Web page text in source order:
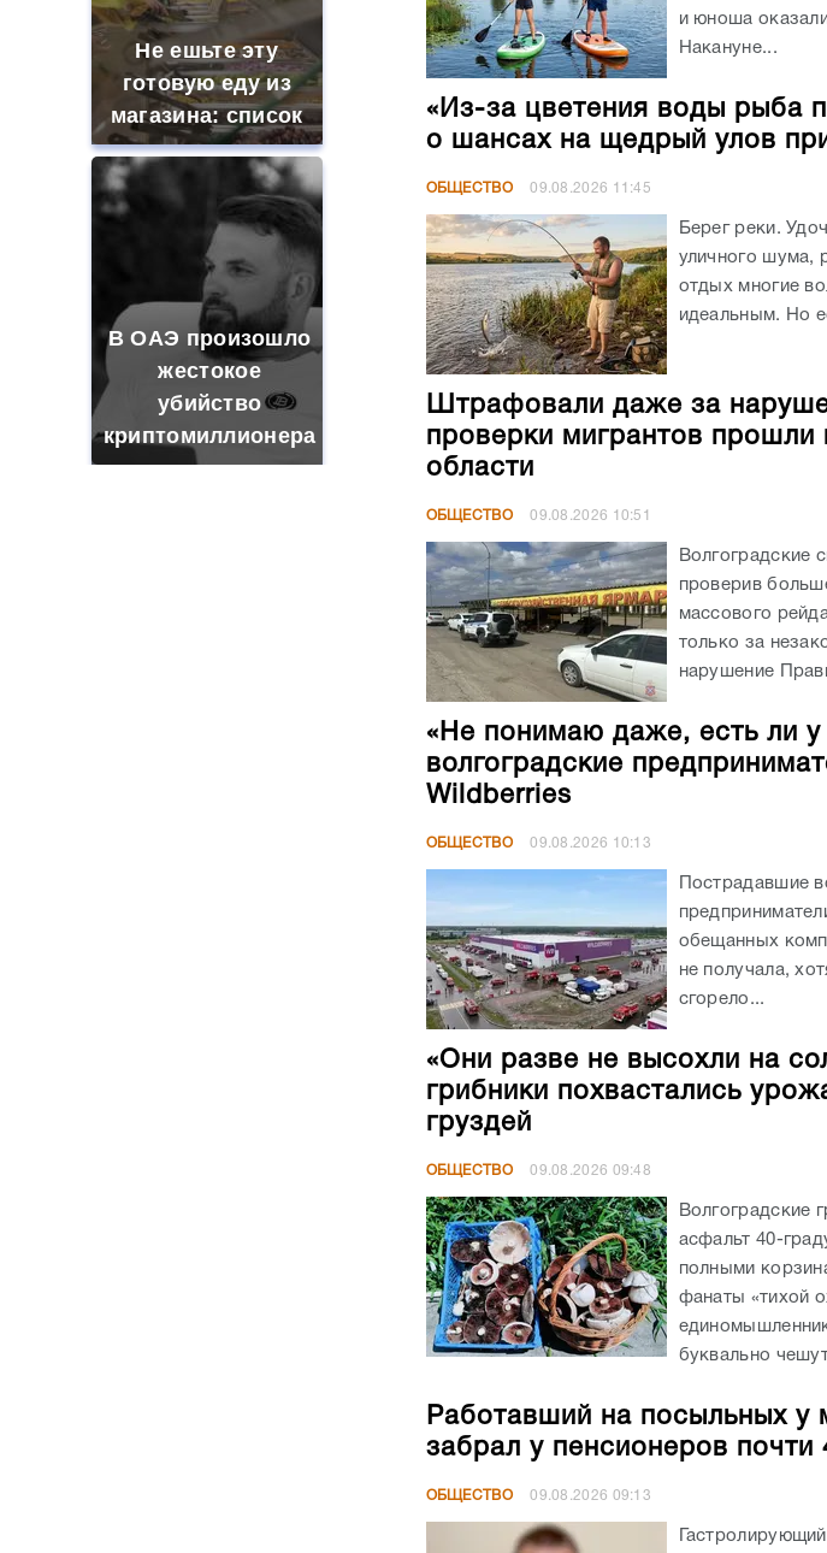
Не ешьте эту
готовую еду из
магазина: список
В ОАЭ произошло
жестокое
убийство
криптомиллионера
и юноша
Накануне...
«Из-за цветения воды рыба
о шансах на щедрый улов
ОБЩЕСТВО 09.08.2026 11:45
Берег реки.
уличного шума,
отдых многие
идеальным. Но
Штрафовали даже за
проверки мигрантов прошли
области
ОБЩЕСТВО 09.08.2026 10:51
Волгоградские
проверив
массового
только за
нарушение
«Не понимаю даже, есть ли у
волгоградские
Wildberries
ОБЩЕСТВО 09.08.2026 10:13
Пострадавшие
обещанных
не получала,
сгорело...
«Они разве не высохли на
грибники похвастались
груздей
ОБЩЕСТВО 09.08.2026 09:48
Волгоградские
асфальт 40-
полными
фанаты «тихой
буквально
Работавший на посыльных у
забрал у пенсионеров почти
ОБЩЕСТВО 09.08.2026 09:13